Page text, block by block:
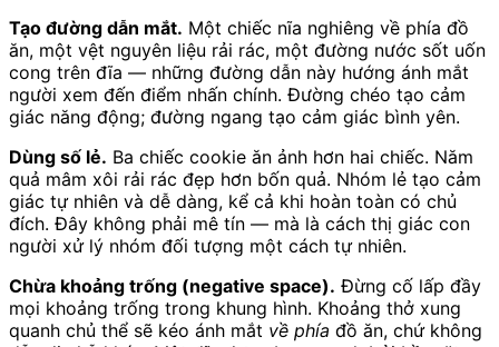
Tạo đường dẫn mắt. Một chiếc nĩa nghiêng về phía đồ
ăn, một vệt nguyên liệu rải rác, một đường nước sốt uốn
cong trên đĩa — những đường dẫn này hướng ánh mắt
người xem đến điểm nhấn chính. Đường chéo tạo cảm
giác năng động; đường ngang tạo cảm giác bình yên.
Dùng số lẻ. Ba chiếc cookie ăn ảnh hơn hai chiếc. Năm
quả mâm xôi rải rác đẹp hơn bốn quả. Nhóm lẻ tạo cảm
giác tự nhiên và dễ dàng, kể cả khi hoàn toàn có chủ
đích. Đây không phải mê tín — mà là cách thị giác con
người xử lý nhóm đối tượng một cách tự nhiên.
Chừa khoảng trống (negative space). Đừng cố lấp đầy
mọi khoảng trống trong khung hình. Khoảng thở xung
quanh chủ thể sẽ kéo ánh mắt về phía đồ ăn, chứ không